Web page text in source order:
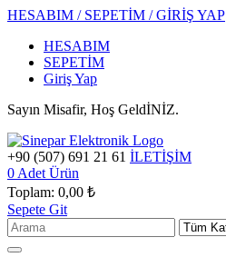
HESABIM / SEPETİM / GİRİŞ YAP
HESABIM
SEPETİM
Giriş Yap
Sayın Misafir, Hoş GeldİNİZ.
+90 (507) 691 21 61 İLETİŞİM
0 Adet Ürün
Toplam: 0,00 ₺
Sepete Git